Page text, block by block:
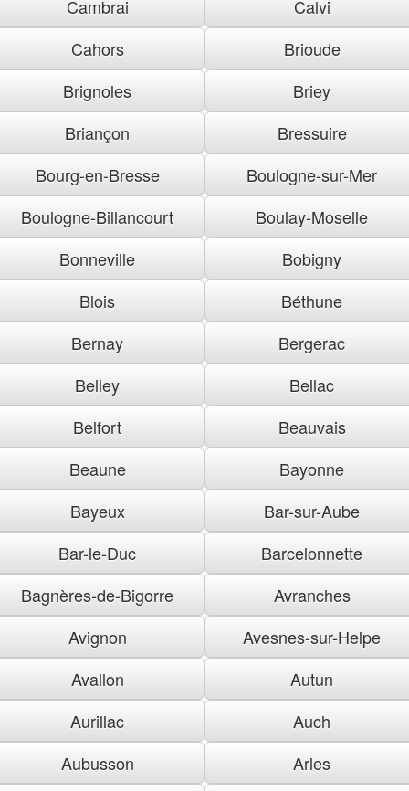
Cambrai
Calvi
Cahors
Brioude
Brignoles
Briey
Briançon
Bressuire
Bourg-en-Bresse
Boulogne-sur-Mer
Boulogne-Billancourt
Boulay-Moselle
Bonneville
Bobigny
Blois
Béthune
Bernay
Bergerac
Belley
Bellac
Belfort
Beauvais
Beaune
Bayonne
Bayeux
Bar-sur-Aube
Bar-le-Duc
Barcelonnette
Bagnères-de-Bigorre
Avranches
Avignon
Avesnes-sur-Helpe
Avallon
Autun
Aurillac
Auch
Aubusson
Arles